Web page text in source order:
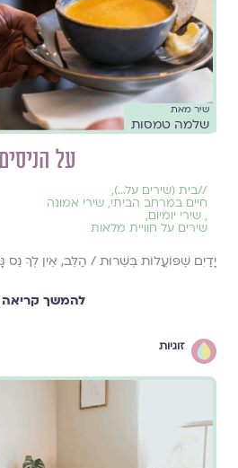
שיר מאת
שלמה טמסות
על הניסים
//בית (שירים על...),
חיים במרחב הביתי, שירי אמונה
, שירי יומיום,
שירים על חוויית מלאות
יָדַיִם שֶׁפּוֹעֲלוֹת בְּשֵׁרוּת / הַלֵּב, אֵין לְךָ נֵס
להמשך קריאה
זוגיות